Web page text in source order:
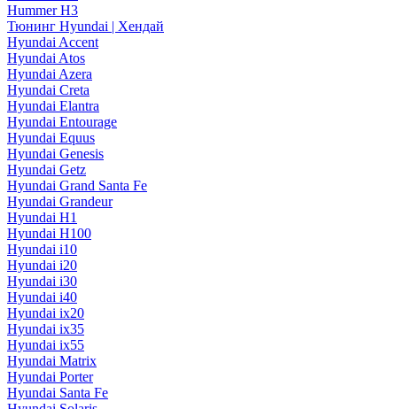
Hummer H3
Тюнинг Hyundai | Хендай
Hyundai Accent
Hyundai Atos
Hyundai Azera
Hyundai Creta
Hyundai Elantra
Hyundai Entourage
Hyundai Equus
Hyundai Genesis
Hyundai Getz
Hyundai Grand Santa Fe
Hyundai Grandeur
Hyundai H1
Hyundai H100
Hyundai i10
Hyundai i20
Hyundai i30
Hyundai i40
Hyundai ix20
Hyundai ix35
Hyundai ix55
Hyundai Matrix
Hyundai Porter
Hyundai Santa Fe